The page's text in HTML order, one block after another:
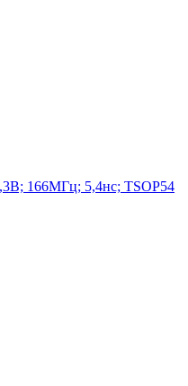
166МГц; 5,4нс; TSOP54